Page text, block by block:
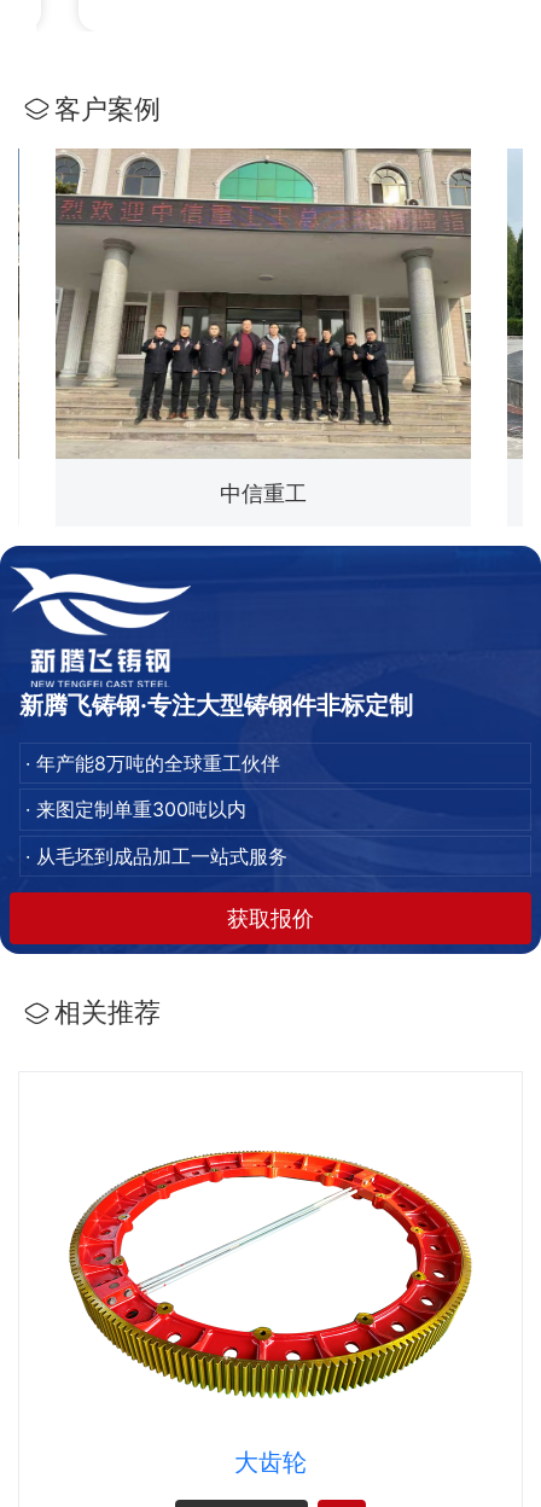
客户案例
中信重工
新腾飞铸钢·专注大型铸钢件非标定制
· 年产能8万吨的全球重工伙伴
· 来图定制单重300吨以内
· 从毛坯到成品加工一站式服务
获取报价
相关推荐
大齿轮